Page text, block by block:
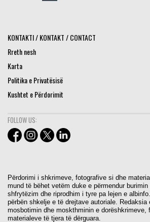
KONTAKTI / KONTAKT / CONTACT
Rreth nesh
Karta
Politika e Privatësisë
Kushtet e Përdorimit
FOLLOW US:
Përdorimi i shkrimeve, fotografive si dhe
mund të bëhet vetëm duke e përmendur
shfrytëzim dhe riprodhim i tyre pa lejen e
përbën shkelje e të drejtave autoriale. Redaksia
mosbotimin dhe moskthminin e dorëshkrimeve,
materialeve të tjera të dërguara.